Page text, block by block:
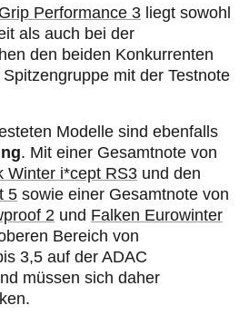
Performance 3 liegt sowohl
als auch bei der
den beiden Konkurrenten
mit der Testnote
Modelle sind ebenfalls
. Mit einer Gesamtnote von
Winter i*cept RS3 und den
5 sowie einer Gesamtnote von
2 und Falken Eurowinter
Bereich von
3,5 auf der ADAC
müssen sich daher